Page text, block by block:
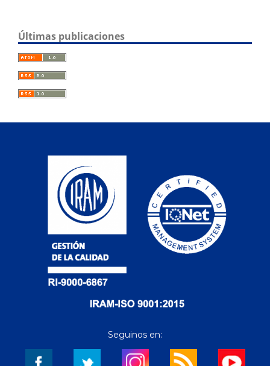
Últimas publicaciones
Seguinos en: